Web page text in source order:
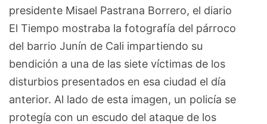
presidente Misael Pastrana Borrero, el diario
El Tiempo mostraba la fotografía del párroco
del barrio Junín de Cali impartiendo su
bendición a una de las siete víctimas de los
disturbios presentados en esa ciudad el día
anterior. Al lado de esta imagen, un policía se
protegía con un escudo del ataque de los